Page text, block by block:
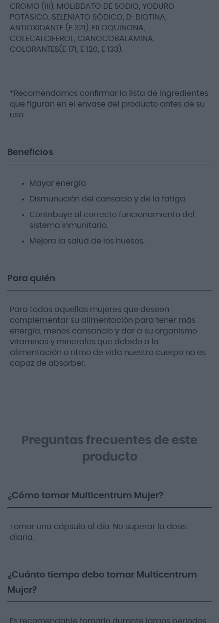
CROMO (III), MOLIBDATO DE SODIO, YODURO
POTÁSICO, SELENIATO SÓDICO, D-BIOTINA,
ANTIOXIDANTE (E 321), FILOQUINONA,
COLECALCIFEROL, CIANOCOBALAMINA,
COLORANTES(E 171, E 120, E 133).
*Recomendamos confirmar la lista de ingredientes
que figuran en el envase del producto antes de su
uso.
Beneficios
Mayor energía
Dismunución del cansacio y de la fatiga.
Contribuye al correcto funcionamiento del
sistema inmunitario.
Mejora la salud de los huesos.
Para quién
Para todas aquellas mujeres que deseen
complementar su alimentación para tener más
energía, menos cansancio y dar a su organismo
vitaminas y minerales que debido a la
alimentación o ritmo de vida nuestro cuerpo no es
capaz de absorber.
Preguntas frecuentes de este
producto
¿Cómo tomar Multicentrum Mujer?
Tomar una cápsula al día. No superar la dosis
diaria.
¿Cuánto tiempo debo tomar Multicentrum
Mujer?
Es recomendable tomarlo durante largos periodos